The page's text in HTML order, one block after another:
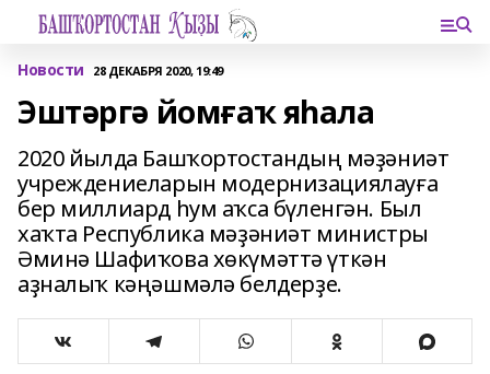
Новости 28 ДЕКАБРЯ 2020, 19:49
Эштәргә йомғаҡ яһала
2020 йылда Башҡортостандың мәҙәниәт
учреждениеларын модернизациялауға
бер миллиард һум аҡса бүленгән. Был
хаҡта Республика мәҙәниәт министры
Әминә Шафиҡова хөкүмәттә үткән
аҙналыҡ кәңәшмәлә белдерҙе.